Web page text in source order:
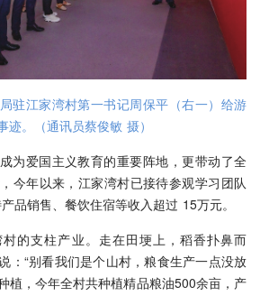
驻江家湾村第一书记周保平（右一）给游
。（通讯员蔡俊敏 摄）
为爱国主义教育的重要阵地，更带动了全
今年以来，江家湾村已接待参观学习团队
品销售、餐饮住宿等收入超过 15万元。
的支柱产业。走在田埂上，稻香扑鼻而
：“别看我们是个山村，粮食生产一点没放
植，今年全村共种植精品粮油500余亩，产